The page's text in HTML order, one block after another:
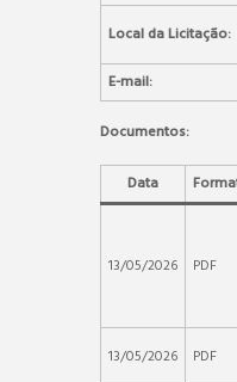
Local da Licitação:
E-mail:
Documentos:
Data
13/05/2026 PDF
13/05/2026
PDF